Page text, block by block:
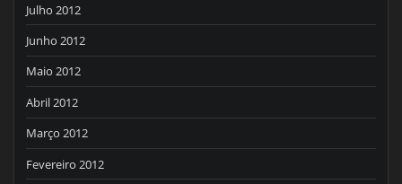
Julho 2012
Junho 2012
Maio 2012
Abril 2012
Março 2012
Fevereiro 2012